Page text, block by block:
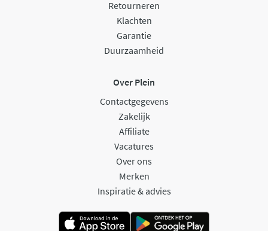
Retourneren
Klachten
Garantie
Duurzaamheid
Over Plein
Contactgegevens
Zakelijk
Affiliate
Vacatures
Over ons
Merken
Inspiratie & advies